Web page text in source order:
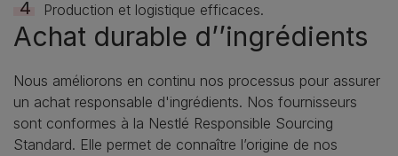
Production et logistique efficaces.
Achat durable d’’ingrédients
Nous améliorons en continu nos processus pour assurer
un achat responsable d'ingrédients. Nos fournisseurs
sont conformes à la Nestlé Responsible Sourcing
Standard. Elle permet de connaître l’origine de nos